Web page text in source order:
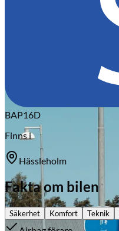
BAP16D
Finns i
Hässleholm
Fakta om bilen
Säkerhet Komfort Teknik